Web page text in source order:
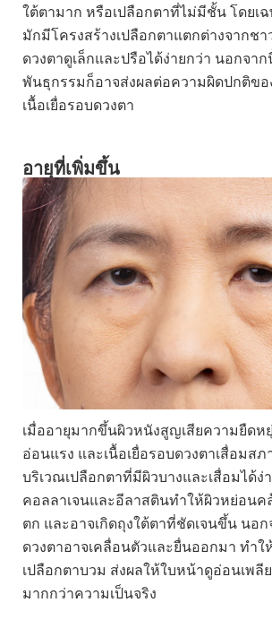
ใต้ตามาก หรือเปลือกตาที่ไม่มีชั้น โดยเ
มักมีโครงสร้างเปลือกตาแตกต่างจากช
ดวงตาดูเล็กและปรือได้ง่ายกว่า นอกจา
พันธุกรรมก็อาจส่งผลต่อความผิดปกติขอ
เนื้อเยื่อรอบดวงตา
อายุที่เพิ่มขึ้น
เมื่ออายุมากขึ้นผิวหนังสูญเสียความยืดห
อ่อนแรง และเนื้อเยื่อรอบดวงตาเสื่อมสภ
บริเวณเปลือกตาที่มีผิวบางและเสื่อมได้ง่
คอลลาเจนและอีลาสตินทำให้ผิวหย่อนค
ตก และอาจเกิดถุงใต้ตาที่ชัดเจนขึ้น นอ
ดวงตาอาจเคลื่อนตัวและยื่นออกมา ทำใ
เปลือกตาบวม ส่งผลให้ใบหน้าดูอ่อนเพลี
มากกว่าความเป็นจริง